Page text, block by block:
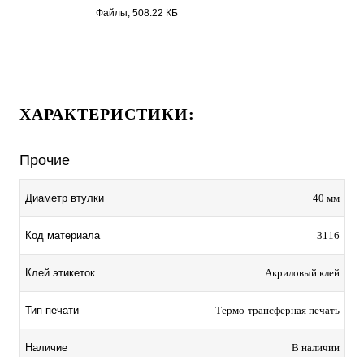
Бумага полуглянец 3116.pdf
Файлы, 508.22 КБ
ХАРАКТЕРИСТИКИ:
Прочие
Диаметр втулки 40 мм
Код материала 3116
Клей этикеток Акриловый клей
Тип печати Термо-трансферная печать
Наличие В наличии